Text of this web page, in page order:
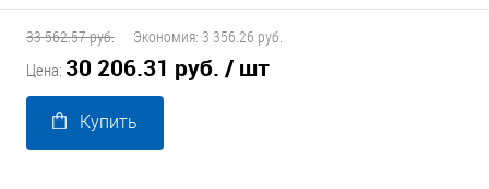
33 562.57 руб. Экономия: 3 356.26 руб.
Цена: 30 206.31 руб. / шт
Купить